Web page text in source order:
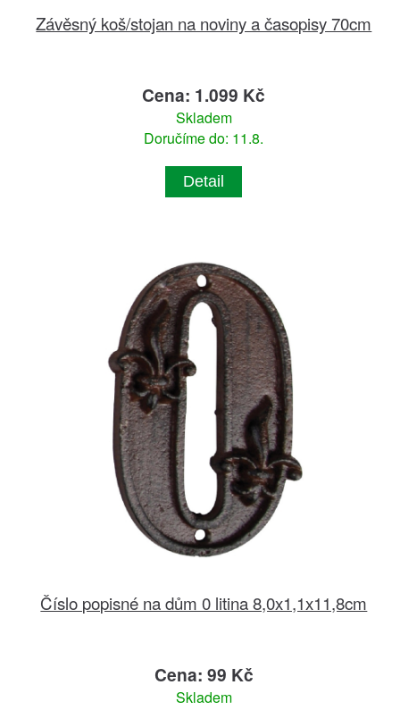
Závěsný koš/stojan na noviny a časopisy 70cm
Cena: 1.099 Kč
Skladem
Doručíme do: 11.8.
Detail
Číslo popisné na dům 0 litina 8,0x1,1x11,8cm
Cena: 99 Kč
Skladem